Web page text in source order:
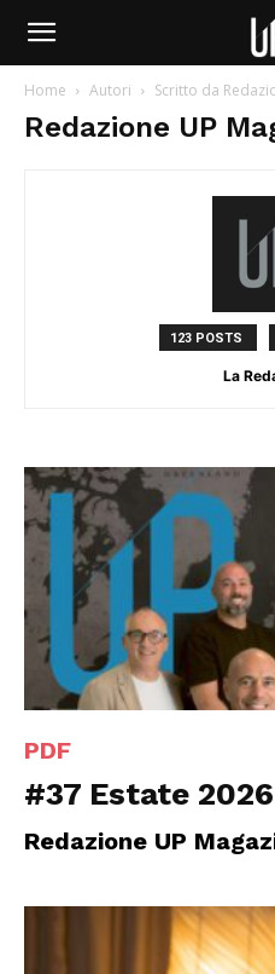
Home Autori Scritto da
Redazione UP
123 POSTS
La
PDF
#37 Estate 2026
Redazione UP